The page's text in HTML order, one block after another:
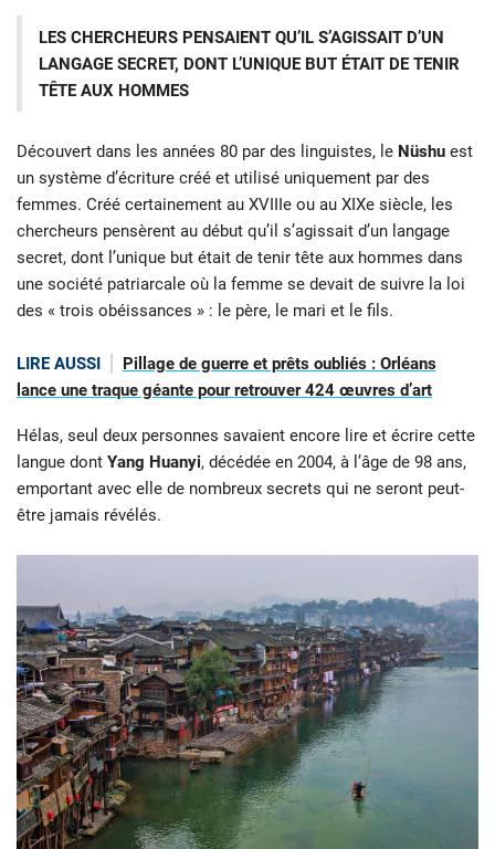
LES CHERCHEURS PENSAIENT QU’IL S’AGISSAIT D’UN
LANGAGE SECRET, DONT L’UNIQUE BUT ÉTAIT DE TENIR
TÊTE AUX HOMMES
Découvert dans les années 80 par des linguistes, le Nüshu est
un système d’écriture créé et utilisé uniquement par des
femmes. Créé certainement au XVIIIe ou au XIXe siècle, les
chercheurs pensèrent au début qu’il s’agissait d’un langage
secret, dont l’unique but était de tenir tête aux hommes dans
une société patriarcale où la femme se devait de suivre la loi
des « trois obéissances » : le père, le mari et le fils.
LIRE AUSSI
Pillage de guerre et prêts oubliés : Orléans
lance une traque géante pour retrouver 424 œuvres d’art
Hélas, seul deux personnes savaient encore lire et écrire cette
langue dont Yang Huanyi, décédée en 2004, à l’âge de 98 ans,
emportant avec elle de nombreux secrets qui ne seront peut-
être jamais révélés.